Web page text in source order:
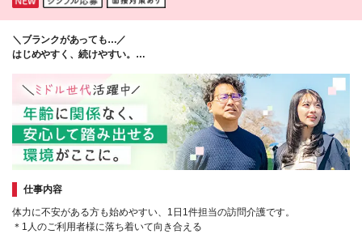
社関連勤務地
＼ブランクがあっても…／
はじめやすく、続けやすい。
仕事内容
体力に不安がある方も始めやすい、1日1件担当の訪問介護です。
＊1人のご利用者様に落ち着いて向き合える